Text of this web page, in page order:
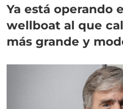
Ya está operando
wellboat al que
más grande y